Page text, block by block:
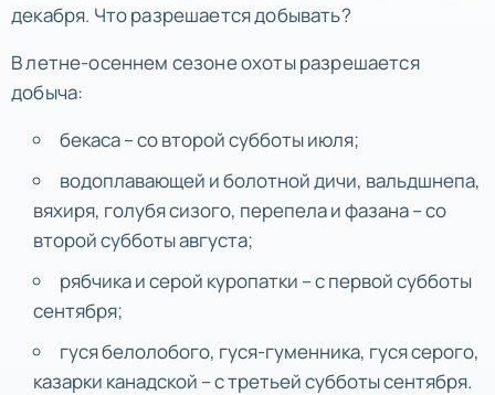
декабря. Что разрешается добывать?
В летне-осеннем сезоне охоты разрешается
добыча:
бекаса – со второй субботы июля;
водоплавающей и болотной дичи, вальдшнепа,
вяхиря, голубя сизого, перепела и фазана – со
второй субботы августа;
рябчика и серой куропатки – с первой субботы
сентября;
гуся белолобого, гуся-гуменника, гуся серого,
казарки канадской – с третьей субботы сентября.